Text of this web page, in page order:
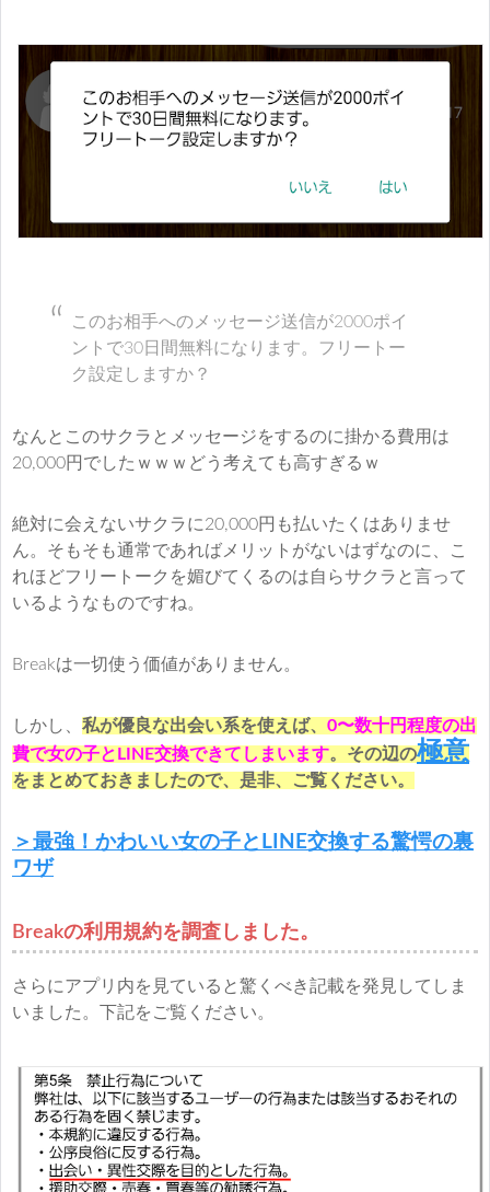
このお相手へのメッセージ送信が2000ポイ
ントで30日間無料になります。フリートー
ク設定しますか？
なんとこのサクラとメッセージをするのに掛かる費用は
20,000円でしたｗｗｗどう考えても高すぎるｗ
絶対に会えないサクラに20,000円も払いたくはありませ
ん。そもそも通常であればメリットがないはずなのに、こ
れほどフリートークを媚びてくるのは自らサクラと言って
いるようなものですね。
Breakは一切使う価値がありません。
しかし、 私が優良な出会い系を使えば、 0〜数十円程度の出
費で女の子とLINE交換できてしまいます。その辺の極意
をまとめておきましたので、是非、ご覧ください。
＞最強！かわいい女の子とLINE交換する驚愕の裏
ワザ
Breakの利用規約を調査しました。
さらにアプリ内を見ていると驚くべき記載を発見してしま
いました。下記をご覧ください。